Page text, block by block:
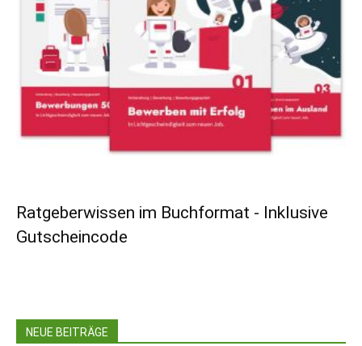
Ratgeberwissen im Buchformat - Inklusive
Gutscheincode
NEUE BEITRÄGE